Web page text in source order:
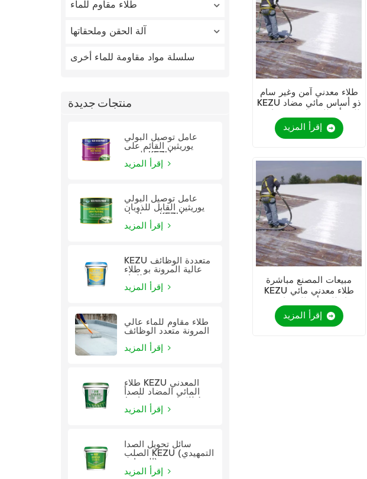
طلاء مقاوم للماء
آلة الحقن وملحقاتها
سلسلة مواد مقاومة للماء أخرى
منتجات جديدة
عامل توصيل البولي
يوريثين القائم على
عامل توصيل البولي
يوريثين القابل للذوبان
KEZU متعددة الوظائف
عالية المرونة بو طلاء
طلاء مقاوم للماء عالي
المرونة متعدد الوظائف
طلاء KEZU المعدني
المائي المضاد للصدأ
سائل تحويل الصدأ
الصلب KEZU (التمهيدي
طلاء معدني آمن وغير سام
KEZU ذو أساس مائي مضاد
إقرأ المزيد
مبيعات المصنع مباشرة
KEZU طلاء معدني مائي
واحد)
إقرأ المزيد